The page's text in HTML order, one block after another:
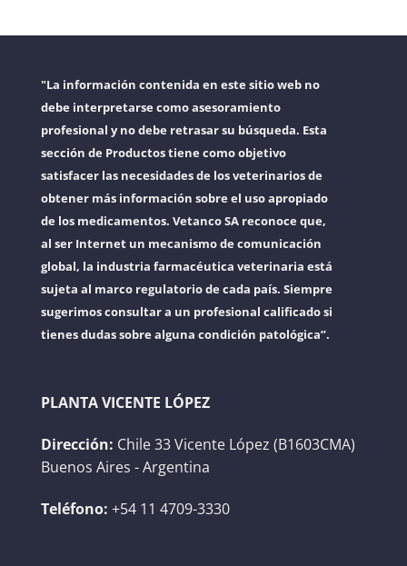
"La información contenida en este sitio web no
debe interpretarse como asesoramiento
profesional y no debe retrasar su búsqueda. Esta
sección de Productos tiene como objetivo
satisfacer las necesidades de los veterinarios de
obtener más información sobre el uso apropiado
de los medicamentos. Vetanco SA reconoce que,
al ser Internet un mecanismo de comunicación
global, la industria farmacéutica veterinaria está
sujeta al marco regulatorio de cada país. Siempre
sugerimos consultar a un profesional calificado si
tienes dudas sobre alguna condición patológica”.
PLANTA VICENTE LÓPEZ
Dirección: Chile 33 Vicente López (B1603CMA)
Buenos Aires - Argentina
Teléfono: +54 11 4709-3330